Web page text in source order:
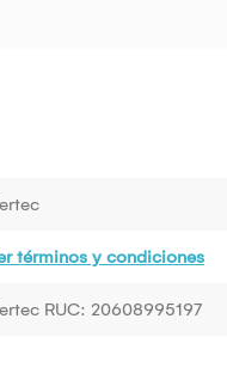
términos y condiciones
RUC: 20608995197